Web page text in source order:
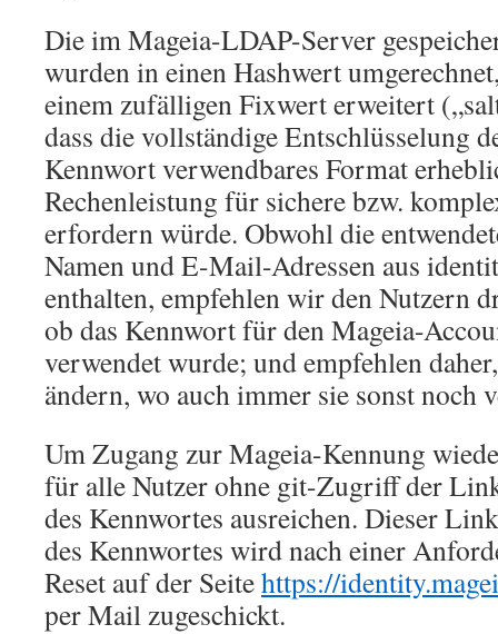
Die im Mageia-LDAP-Server
wurden in einen Hashwert
einem zufälligen Fixwert erweitert
dass die vollständige Entschlüsselung
Kennwort verwendbares Format
Rechenleistung für sichere bzw.
erfordern würde. Obwohl die
Namen und E-Mail-Adressen aus
enthalten, empfehlen wir den Nutzern
ob das Kennwort für den Mageia-
verwendet wurde; und empfehlen
ändern, wo auch immer sie sonst noch
Um Zugang zur Mageia-Kennung
für alle Nutzer ohne git-Zugriff der
des Kennwortes ausreichen. Dieser
des Kennwortes wird nach einer
Reset auf der Seitehttps://
per Mail zugeschickt.